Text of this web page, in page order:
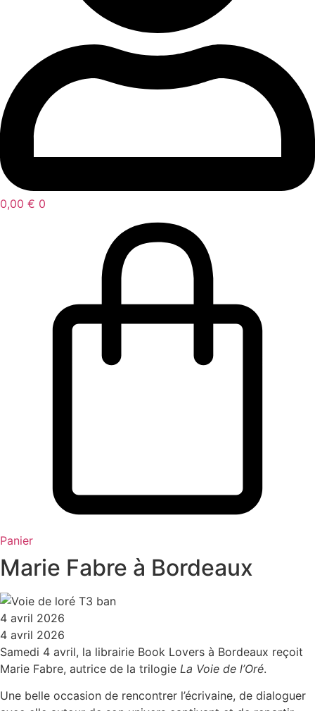
0,00 € 0
Panier
Marie Fabre à Bordeaux
4 avril 2026
4 avril 2026
Samedi 4 avril, la librairie Book Lovers à Bordeaux reçoit
Marie Fabre, autrice de la trilogie La Voie de l’Oré.
Une belle occasion de rencontrer l’écrivaine, de dialoguer